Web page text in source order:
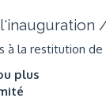
à la restitution
plus